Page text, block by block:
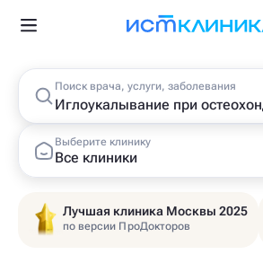
Поиск врача, услуги, заболевания
Выберите клинику
Все клиники
Лучшая клиника Москвы 2025
по версии ПроДокторов